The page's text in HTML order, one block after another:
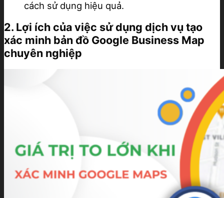
cách sử dụng hiệu quả.
2. Lợi ích của việc sử dụng dịch vụ tạo
xác minh bản đồ Google Business Map
chuyên nghiệp